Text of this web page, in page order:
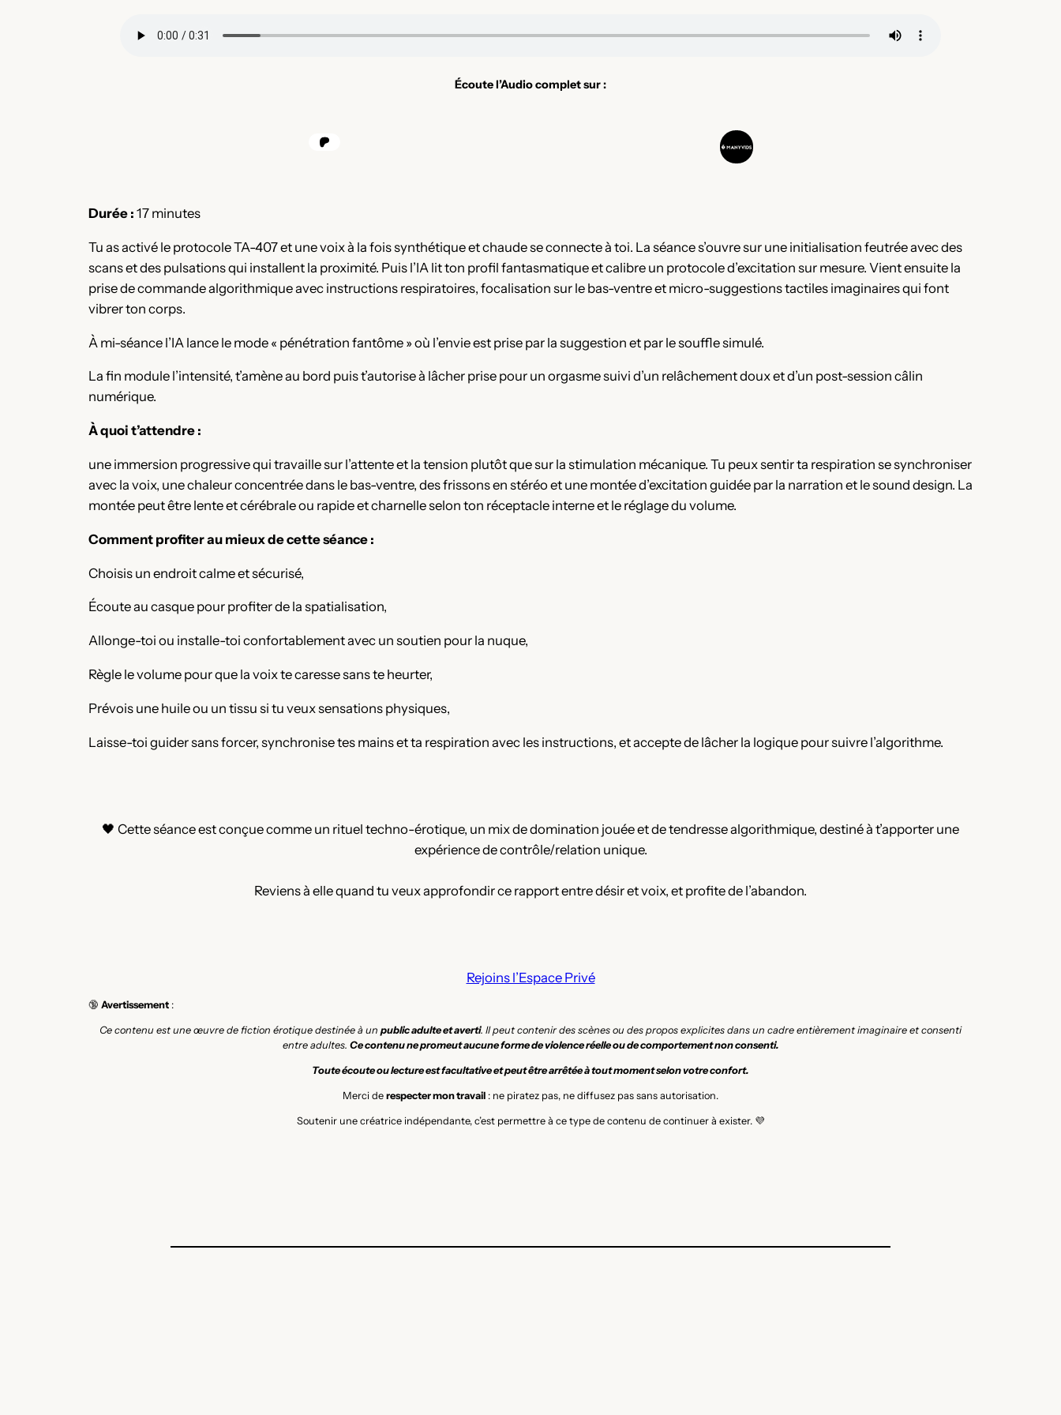
Écoute l’Audio complet sur :
Durée : 17 minutes
Tu as activé le protocole TA-407 et une voix à la fois synthétique et chaude se connecte à toi. La séance s’ouvre sur une initialisation feutrée avec des
scans et des pulsations qui installent la proximité. Puis l’IA lit ton profil fantasmatique et calibre un protocole d’excitation sur mesure. Vient ensuite la
prise de commande algorithmique avec instructions respiratoires, focalisation sur le bas-ventre et micro-suggestions tactiles imaginaires qui font
vibrer ton corps.
À mi-séance l’IA lance le mode « pénétration fantôme » où l’envie est prise par la suggestion et par le souffle simulé.
La fin module l’intensité, t’amène au bord puis t’autorise à lâcher prise pour un orgasme suivi d’un relâchement doux et d’un post-session câlin
numérique.
À quoi t’attendre :
une immersion progressive qui travaille sur l’attente et la tension plutôt que sur la stimulation mécanique. Tu peux sentir ta respiration se synchroniser
avec la voix, une chaleur concentrée dans le bas-ventre, des frissons en stéréo et une montée d’excitation guidée par la narration et le sound design. La
montée peut être lente et cérébrale ou rapide et charnelle selon ton réceptacle interne et le réglage du volume.
Comment profiter au mieux de cette séance :
Choisis un endroit calme et sécurisé,
Écoute au casque pour profiter de la spatialisation,
Allonge-toi ou installe-toi confortablement avec un soutien pour la nuque,
Règle le volume pour que la voix te caresse sans te heurter,
Prévois une huile ou un tissu si tu veux sensations physiques,
Laisse-toi guider sans forcer, synchronise tes mains et ta respiration avec les instructions, et accepte de lâcher la logique pour suivre l’algorithme.
🖤 Cette séance est conçue comme un rituel techno-érotique, un mix de domination jouée et de tendresse algorithmique, destiné à t’apporter une
expérience de contrôle/relation unique.
Reviens à elle quand tu veux approfondir ce rapport entre désir et voix, et profite de l’abandon.
Rejoins l’Espace Privé
🔞 Avertissement :
Ce contenu est une œuvre de fiction érotique destinée à un public adulte et averti. Il peut contenir des scènes ou des propos explicites dans un cadre entièrement imaginaire et consenti
entre adultes. Ce contenu ne promeut aucune forme de violence réelle ou de comportement non consenti.
Toute écoute ou lecture est facultative et peut être arrêtée à tout moment selon votre confort.
Merci de respecter mon travail : ne piratez pas, ne diffusez pas sans autorisation.
Soutenir une créatrice indépendante, c’est permettre à ce type de contenu de continuer à exister. 💜